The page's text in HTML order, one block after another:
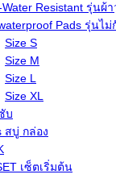
Water Resistant รุ่นผ้า
Pads รุ่นไ
Size S
Size M
Size L
Size XL
บ
สบู่ กล่อง
เซ็ตเริ่มต้น